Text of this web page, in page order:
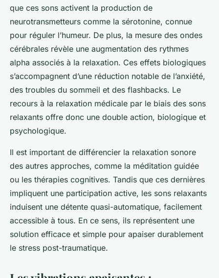
que ces sons activent la production de
neurotransmetteurs comme la sérotonine, connue
pour réguler l’humeur. De plus, la mesure des ondes
cérébrales révèle une augmentation des rythmes
alpha associés à la relaxation. Ces effets biologiques
s’accompagnent d’une réduction notable de l’anxiété,
des troubles du sommeil et des flashbacks. Le
recours à la relaxation médicale par le biais des sons
relaxants offre donc une double action, biologique et
psychologique.
Il est important de différencier la relaxation sonore
des autres approches, comme la méditation guidée
ou les thérapies cognitives. Tandis que ces dernières
impliquent une participation active, les sons relaxants
induisent une détente quasi-automatique, facilement
accessible à tous. En ce sens, ils représentent une
solution efficace et simple pour apaiser durablement
le stress post-traumatique.